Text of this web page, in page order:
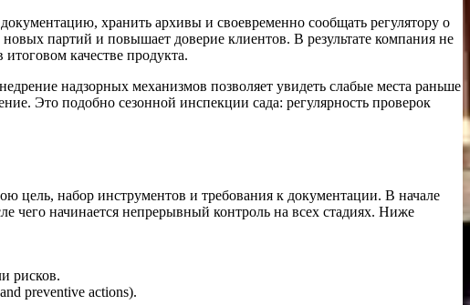
хранить архивы и своевременно сообщать регулятору о
партий и повышает доверие клиентов. В результате компания не
качестве продукта.
надзорных механизмов позволяет увидеть слабые места раньше
Это подобно сезонной инспекции сада: регулярность проверок
цель, набор инструментов и требования к документации. В начале
чего начинается непрерывный контроль на всех стадиях. Ниже
рисков.
preventive actions).